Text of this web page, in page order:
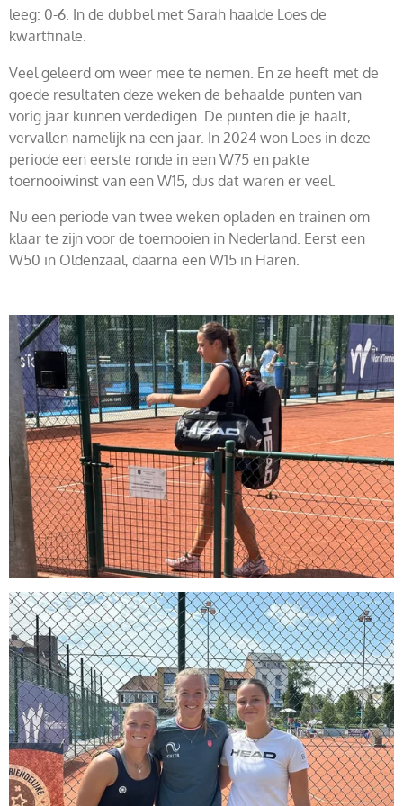
leeg: 0-6. In de dubbel met Sarah haalde Loes de
kwartfinale.
Veel geleerd om weer mee te nemen. En ze heeft met de
goede resultaten deze weken de behaalde punten van
vorig jaar kunnen verdedigen. De punten die je haalt,
vervallen namelijk na een jaar. In 2024 won Loes in deze
periode een eerste ronde in een W75 en pakte
toernooiwinst van een W15, dus dat waren er veel.
Nu een periode van twee weken opladen en trainen om
klaar te zijn voor de toernooien in Nederland. Eerst een
W50 in Oldenzaal, daarna een W15 in Haren.